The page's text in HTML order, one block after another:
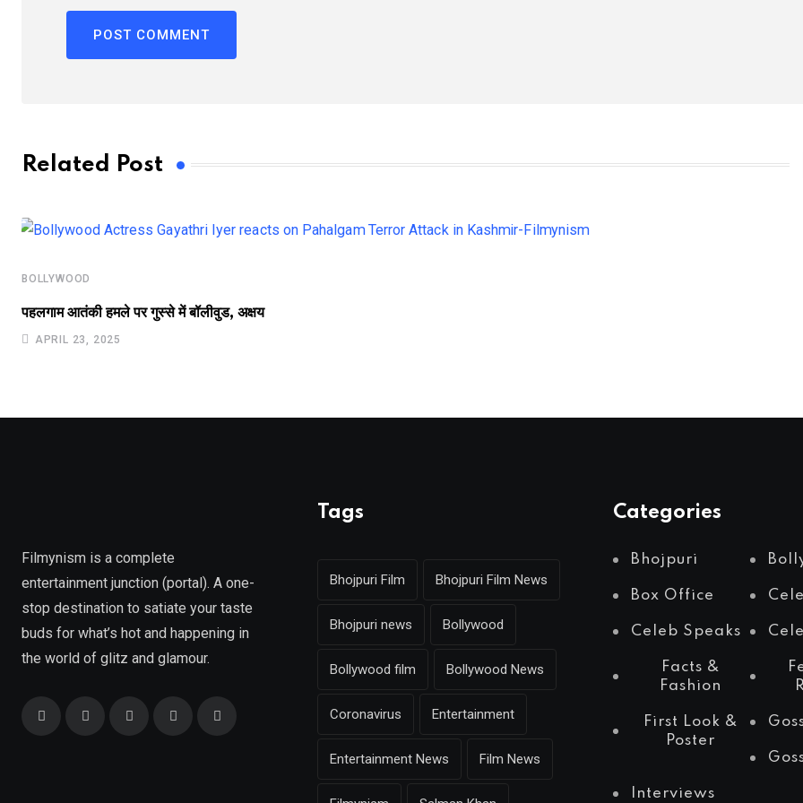
Related Post
BOLLYWOOD
पहलगाम आतंकी हमले पर गुस्से में बॉलीवुड, अक्षय
APRIL 23, 2025
Filmynism is a complete
entertainment junction (portal). A one-
stop destination to satiate your taste
buds for what’s hot and happening in
the world of glitz and glamour.
Tags
Bhojpuri Film Bhojpuri Film News
Bhojpuri news Bollywood
Bollywood film Bollywood News
Coronavirus Entertainment
Entertainment News Film News
Categories
Bhojpuri
Box Office
Celeb Speaks
Facts &
Fashion
First Look &
Poster
Interviews